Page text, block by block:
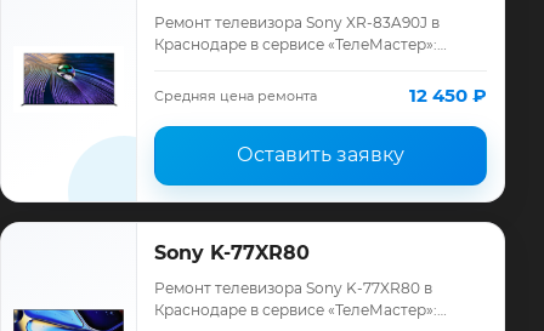
Ремонт телевизора Sony XR-83A90J в
Краснодаре в сервисе «ТелеМастер»:
ремонта, запчасти и гарантия до 12
месяцев.
Средняя цена ремонта 12 450 ₽
Оставить заявку
Sony K-77XR80
Ремонт телевизора Sony K-77XR80 в
Краснодаре в сервисе «ТелеМастер»: